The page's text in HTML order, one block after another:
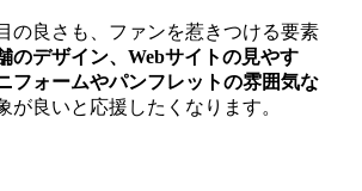
の良さも、ファンを惹きつける要素
のデザイン、Webサイトの見やす
フォームやパンフレットの雰囲気な
が良いと応援したくなります。